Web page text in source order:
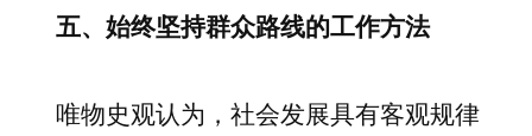
五、始终坚持群众路线的工作方法
唯物史观认为，社会发展具有客观规律